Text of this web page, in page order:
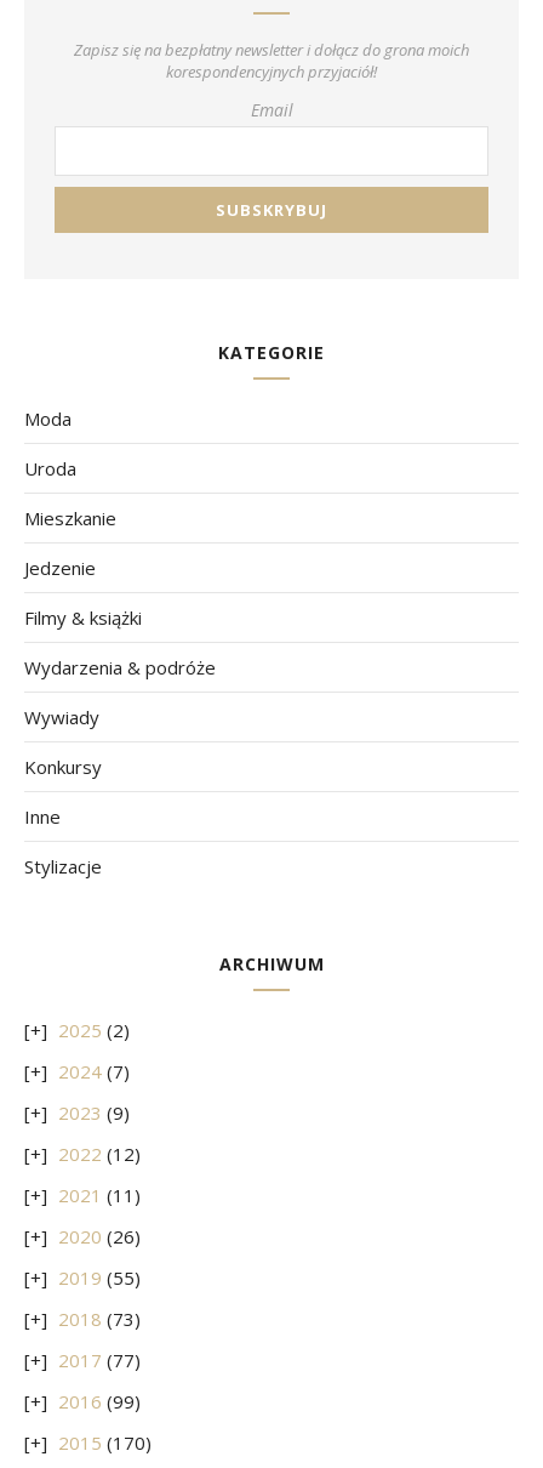
Zapisz się na bezpłatny newsletter i dołącz do grona moich
korespondencyjnych przyjaciół!
Email
KATEGORIE
Moda
Uroda
Mieszkanie
Jedzenie
Filmy & książki
Wydarzenia & podróże
Wywiady
Konkursy
Inne
Stylizacje
ARCHIWUM
2025 (2)
2024 (7)
2023 (9)
2022 (12)
2021 (11)
2020 (26)
2019 (55)
2018 (73)
2017 (77)
2016 (99)
2015 (170)